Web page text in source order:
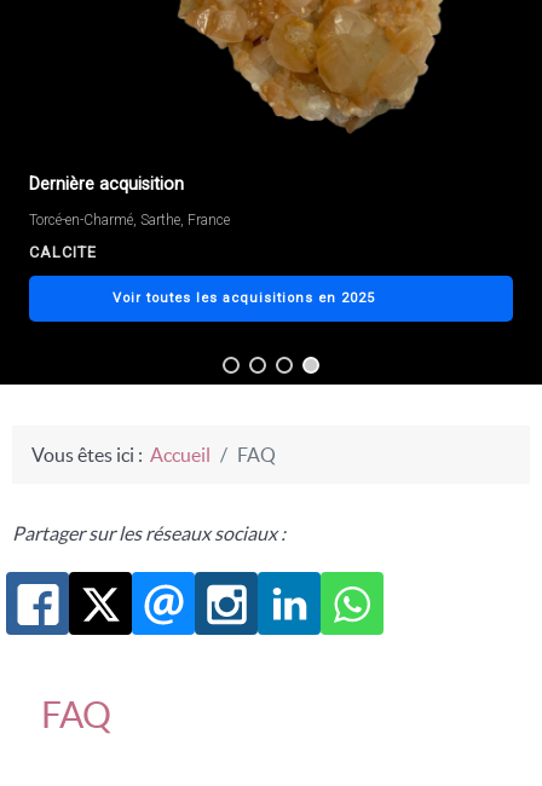
Dernière acquisition
Torcé-en-Charmé, Sarthe, France
CALCITE
Voir toutes les acquisitions en 2025
Vous êtes ici : Accueil FAQ
Partager sur les réseaux sociaux :
FAQ